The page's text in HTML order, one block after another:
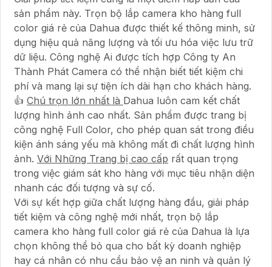
sản phẩm này. Trọn bộ lắp camera kho hàng full
color giá rẻ của Dahua được thiết kế thông minh, sử
dụng hiệu quả năng lượng và tối ưu hóa việc lưu trữ
dữ liệu. Công nghệ Ai được tích hợp Công ty An
Thành Phát Camera có thể nhận biết tiết kiệm chi
phí và mang lại sự tiện ích dài hạn cho khách hàng.
👍 Chú trọn lớn nhất là Dahua luôn cam kết chất
lượng hình ảnh cao nhất. Sản phẩm được trang bị
công nghệ Full Color, cho phép quan sát trong điều
kiện ánh sáng yếu mà không mất đi chất lượng hình
ảnh. Với Những Trang bị cao cấp rất quan trọng
trong việc giám sát kho hàng với mục tiêu nhận diện
nhanh các đối tượng và sự cố.
Với sự kết hợp giữa chất lượng hàng đầu, giải pháp
tiết kiệm và công nghệ mới nhất, trọn bộ lắp
camera kho hàng full color giá rẻ của Dahua là lựa
chọn không thể bỏ qua cho bất kỳ doanh nghiệp
hay cá nhân có nhu cầu bảo vệ an ninh và quản lý